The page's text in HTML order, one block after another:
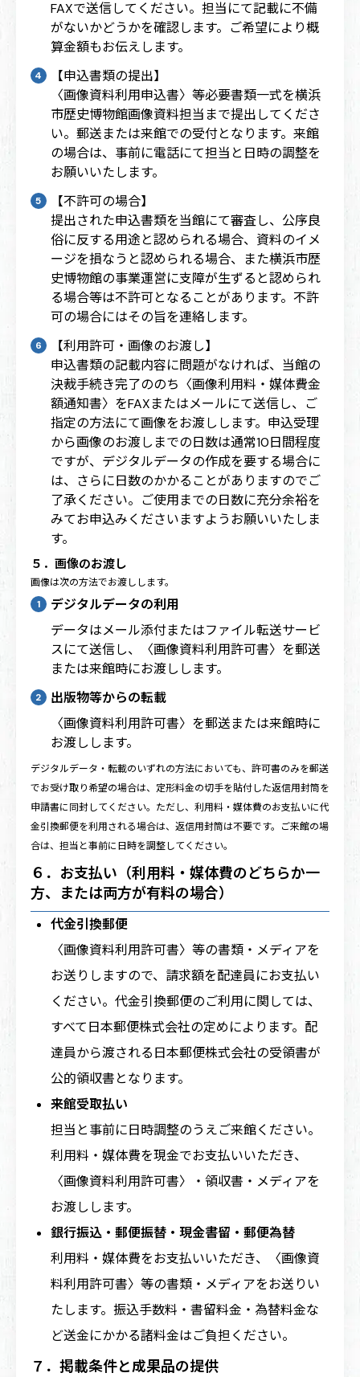
FAXで送信してください。担当にて記載に不備
がないかどうかを確認します。ご希望により概
算金額もお伝えします。
【申込書類の提出】
〈画像資料利用申込書〉等必要書類一式を横浜
市歴史博物館画像資料担当まで提出してくださ
い。郵送または来館での受付となります。来館
の場合は、事前に電話にて担当と日時の調整を
お願いいたします。
【不許可の場合】
提出された申込書類を当館にて審査し、公序良
俗に反する用途と認められる場合、資料のイメ
ージを損なうと認められる場合、また横浜市歴
史博物館の事業運営に支障が生ずると認められ
る場合等は不許可となることがあります。不許
可の場合にはその旨を連絡します。
【利用許可・画像のお渡し】
申込書類の記載内容に問題がなければ、当館の
決裁手続き完了ののち〈画像利用料・媒体費金
額通知書〉をFAXまたはメールにて送信し、ご
指定の方法にて画像をお渡しします。申込受理
から画像のお渡しまでの日数は通常10日間程度
ですが、デジタルデータの作成を要する場合に
は、さらに日数のかかることがありますのでご
了承ください。ご使用までの日数に充分余裕を
みてお申込みくださいますようお願いいたしま
す。
５．画像のお渡し
画像は次の方法でお渡しします。
デジタルデータの利用
データはメール添付またはファイル転送サービ
スにて送信し、〈画像資料利用許可書〉を郵送
または来館時にお渡しします。
出版物等からの転載
〈画像資料利用許可書〉を郵送または来館時に
お渡しします。
デジタルデータ・転載のいずれの方法においても、許可書のみを郵送
でお受け取り希望の場合は、定形料金の切手を貼付した返信用封筒を
申請書に同封してください。ただし、利用料・媒体費のお支払いに代
金引換郵便を利用される場合は、返信用封筒は不要です。ご来館の場
合は、担当と事前に日時を調整してください。
６．お支払い（利用料・媒体費のどちらか一
方、または両方が有料の場合）
代金引換郵便
〈画像資料利用許可書〉等の書類・メディアを
お送りしますので、請求額を配達員にお支払い
ください。代金引換郵便のご利用に関しては、
すべて日本郵便株式会社の定めによります。配
達員から渡される日本郵便株式会社の受領書が
公的領収書となります。
来館受取払い
担当と事前に日時調整のうえご来館ください。
利用料・媒体費を現金でお支払いいただき、
〈画像資料利用許可書〉・領収書・メディアを
お渡しします。
銀行振込・郵便振替・現金書留・郵便為替
利用料・媒体費をお支払いいただき、〈画像資
料利用許可書〉等の書類・メディアをお送りい
たします。振込手数料・書留料金・為替料金な
ど送金にかかる諸料金はご負担ください。
７．掲載条件と成果品の提供